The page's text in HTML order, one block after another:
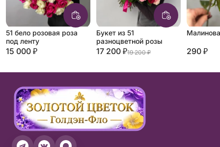
51 бело розовая роза
под ленту
15 000 ₽
Букет из 51
разноцветной розы
17 200 ₽19 200 ₽ 290 ₽